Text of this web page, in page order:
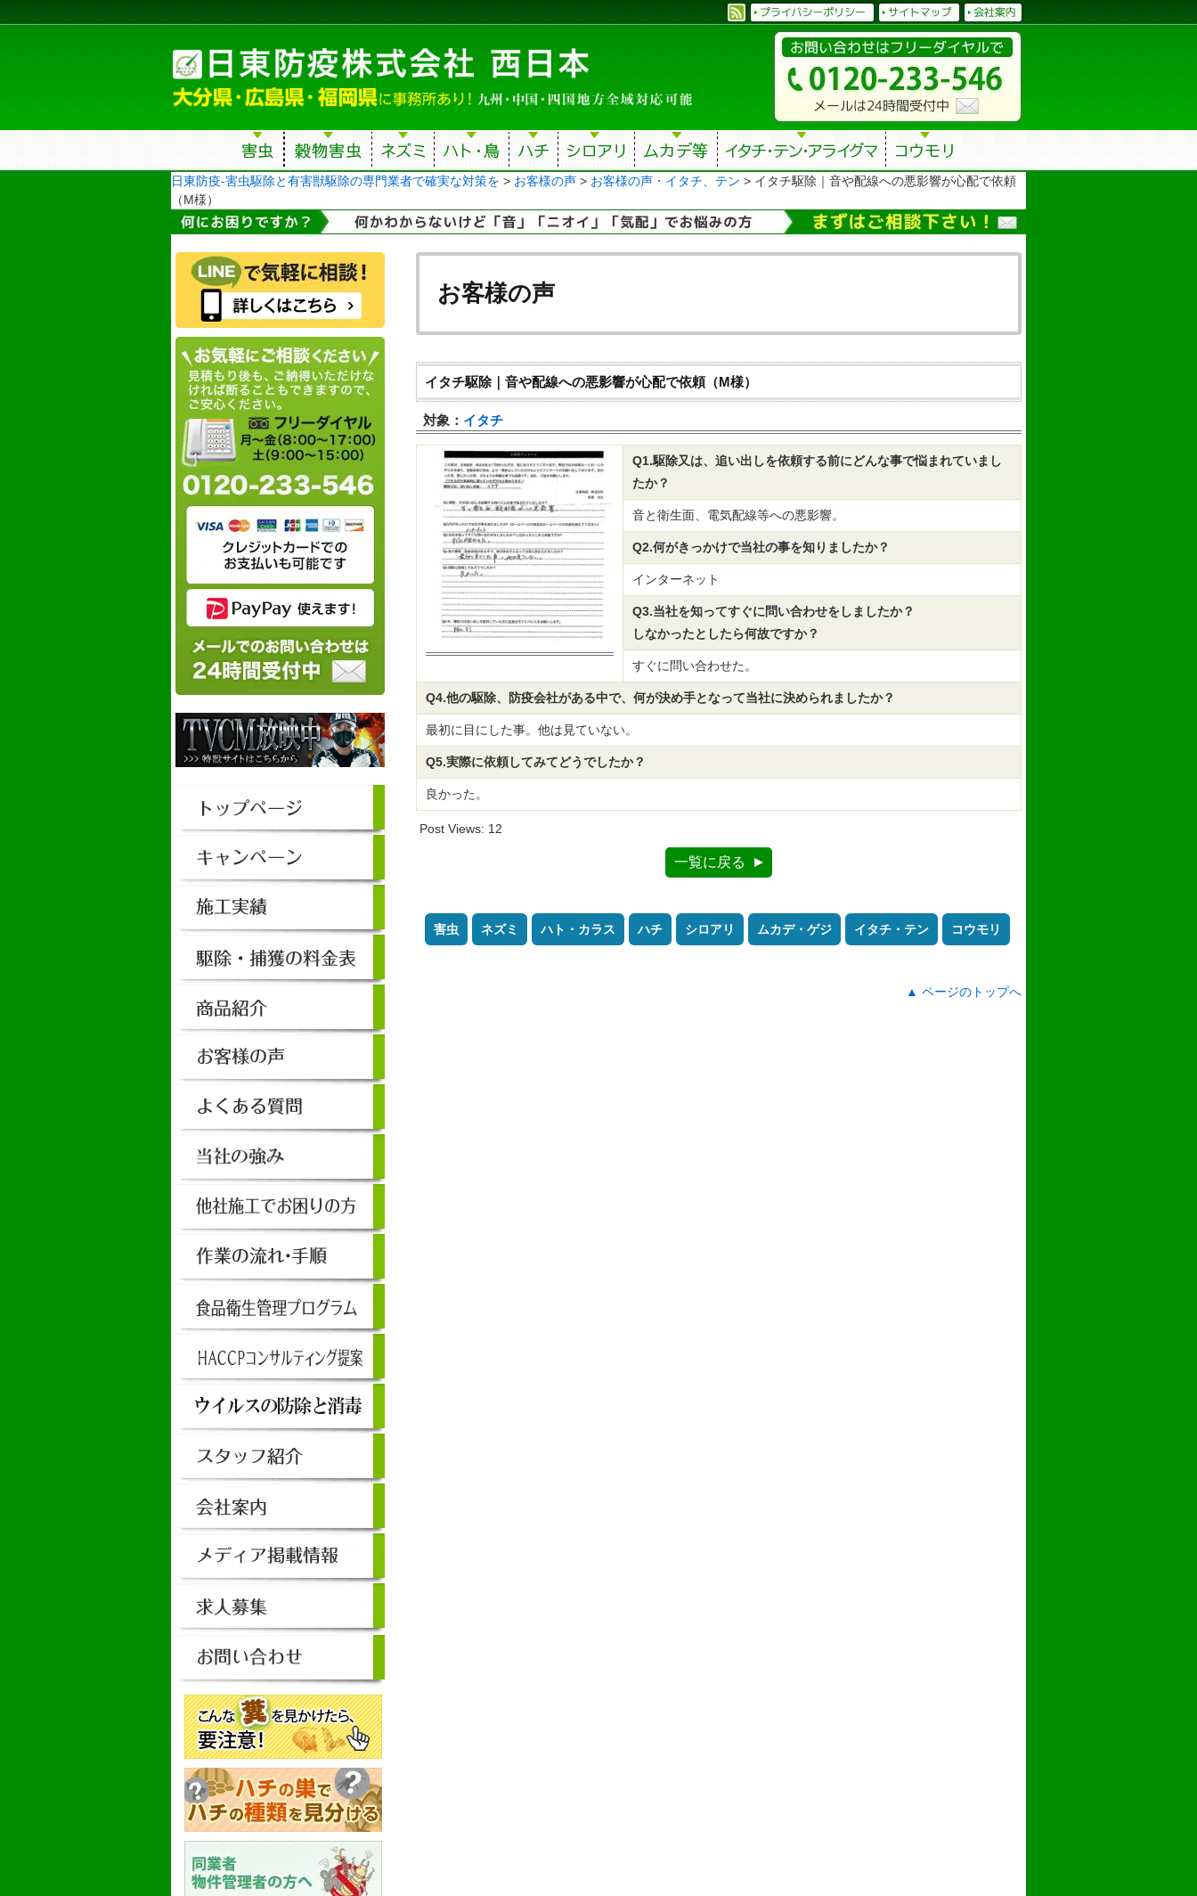
日東防疫-害虫駆除と有害獣駆除の専門業者で確実な対策を > お客様の声 > お客様の声・イタチ、テン > イタチ駆除｜音や配線への悪影響が心配で依頼
（M様）
お客様の声
イタチ駆除｜音や配線への悪影響が心配で依頼（M様）
対象： イタチ
Q1.駆除又は、追い出しを依頼する前にどんな事で悩まれていまし
たか？
音と衛生面、電気配線等への悪影響。
Q2.何がきっかけで当社の事を知りましたか？
インターネット
Q3.当社を知ってすぐに問い合わせをしましたか？
しなかったとしたら何故ですか？
すぐに問い合わせた。
Q4.他の駆除、防疫会社がある中で、何が決め手となって当社に決められましたか？
最初に目にした事。他は見ていない。
Q5.実際に依頼してみてどうでしたか？
良かった。
Post Views: 12
一覧に戻る
害虫 ネズミ ハト・カラス ハチ シロアリ ムカデ・ゲジ イタチ・テン コウモリ
▲ ページのトップへ